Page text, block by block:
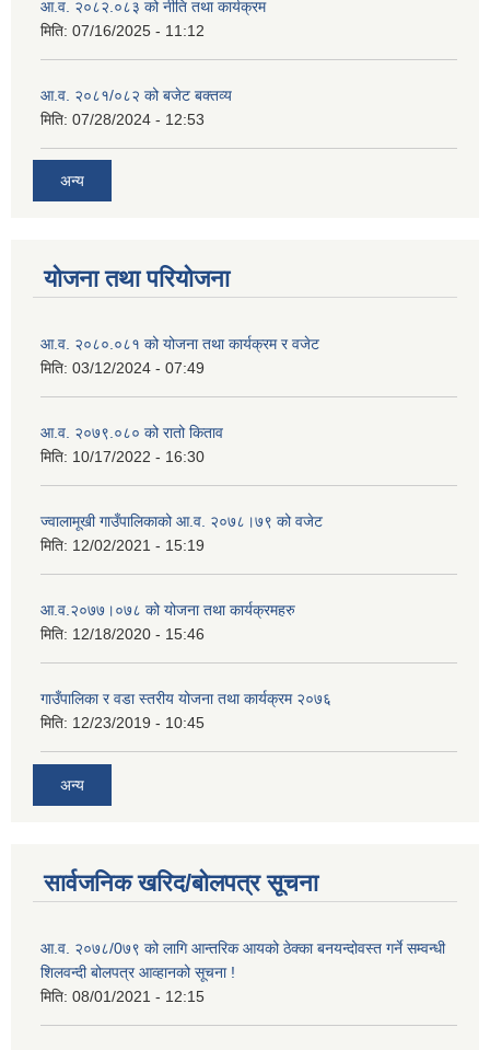
आ.व. २०८२.०८३ को नीति तथा कार्यक्रम
मिति: 07/16/2025 - 11:12
आ.व. २०८१/०८२ को बजेट बक्तव्य
मिति: 07/28/2024 - 12:53
अन्य
योजना तथा परियोजना
आ.व. २०८०.०८१ को योजना तथा कार्यक्रम र वजेट
मिति: 03/12/2024 - 07:49
आ.व. २०७९.०८० को रातो किताव
मिति: 10/17/2022 - 16:30
ज्वालामूखी गाउँपालिकाको आ.व. २०७८।७९ को वजेट
मिति: 12/02/2021 - 15:19
आ.व.२०७७।०७८ को योजना तथा कार्यक्रमहरु
मिति: 12/18/2020 - 15:46
गाउँपालिका र वडा स्तरीय योजना तथा कार्यक्रम २०७६
मिति: 12/23/2019 - 10:45
अन्य
सार्वजनिक खरिद/बोलपत्र सूचना
आ.व. २०७८/0७९ को लागि आन्तरिक आयको ठेक्का बनयन्दोवस्त गर्ने सम्वन्धी
शिलवन्दी बोलपत्र आव्हानको सूचना !
मिति: 08/01/2021 - 12:15